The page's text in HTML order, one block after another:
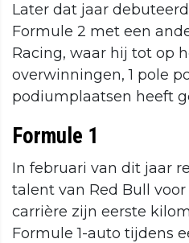
Later dat jaar
Formule 2 met een
Racing, waar hij tot op
overwinningen, 1 pole
podiumplaatsen heeft
Formule 1
In februari van dit jaar
talent van Red Bull
carrière zijn eerste
Formule 1-auto tijdens